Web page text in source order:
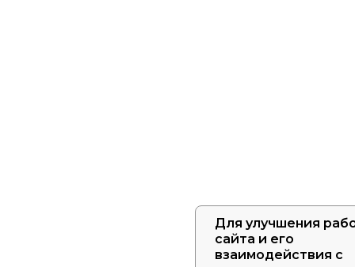
Для улучшения
сайта и его
взаимодействия с